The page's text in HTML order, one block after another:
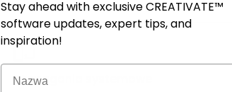
Wymagania systemowe
Stay ahead with exclusive CREATIVATE™
software updates, expert tips, and
inspiration!
Nazwa